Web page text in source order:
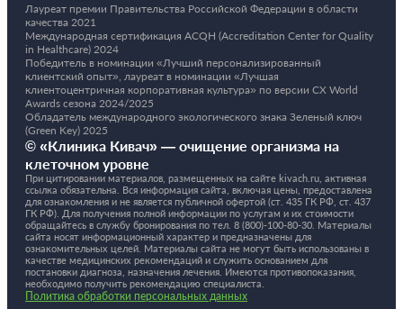
и
Лауреат премии Правительства Российской Федерации в области
качества 2021
Международная сертификация ACQH (Accreditation Center for Quality
in Healthcare) 2024
Победитель в номинации «Лучший персонализированный
клиентский опыт», лауреат в номинации «Лучшая
клиентоцентричная корпоративная культура» по версии CX World
Awards сезона 2024/2025
Обладатель международного экологического знака Зеленый ключ
(Green Key) 2025
© «Клиника Кивач» — очищение организма на
клеточном уровне
При цитировании материалов, размещенных на сайте kivach.ru, активная
ссылка обязательна. Вся информация сайта, включая цены, предоставлена
для ознакомления и не является публичной офертой (ст. 435 ГК РФ, cт. 437
ГК РФ). Для получения полной информации по услугам и их стоимости
обращайтесь в службу бронирования по тел. 8 (800)-100-80-30. Материалы
сайта носят информационный характер и предназначены для
ознакомительных целей. Материалы сайта не могут быть использованы в
качестве медицинских рекомендаций и служить основанием для
постановки диагноза, назначения лечения. Имеются противопоказания,
необходимо получить рекомендацию специалиста.
Политика обработки персональных данных